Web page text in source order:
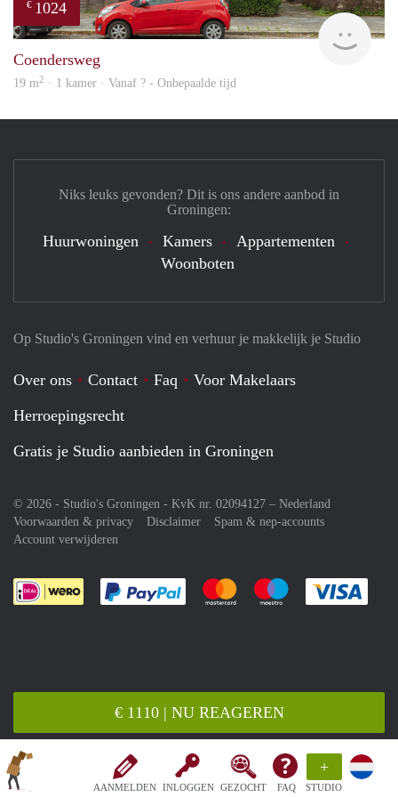
AANMELDEN INLOGGEN GEZOCHT FAQ
+
STUDIO
€ 1110 | NU REAGEREN
€ 1024
Vast
Coendersweg
19 m2 · 1 kamer · Vanaf ? - Onbepaalde tijd
Op Studio's Groningen vind en verhuur je makkelijk je Studio
Over ons Contact Faq
Voor Makelaars
Herroepingsrecht
Gratis je Studio aanbieden in Groningen
© 2026 - Studio's Groningen - KvK nr. 02094127 – Nederland
Voorwaarden & privacy
Disclaimer
Spam & nep-accounts
Account verwijderen
Je rekent gemakkelijk af met Paypal
Je rekent gemakkelijk af met
Je rekent
Niks leuks gevonden? Dit is ons andere aanbod in
Groningen:
Huurwoningen Kamers
Appartementen
Woonboten